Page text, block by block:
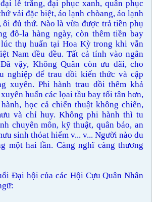
lễ trắng, đại phục xanh, quân phục
vải đặc biệt, áo lạnh chòang, áo lạnh
ôi đủ thứ. Nào là vừa được trả tiền phụ
đô-la hàng ngày, còn thêm tiền bay
thụ huấn tại Hoa Kỳ trong khi vẫn
Nam đều đều. Tất cả tính vào ngân
vậy, Không Quân còn ưu đãi, cho
nghiệp để trau dồi kiến thức và cập
xuyên. Phi hành trau dồi thêm khả
huấn các lọai tầu bay tối tân hơn,
học cả chiến thuật không chiến,
và chỉ huy. Không phi hành thì tu
chuyên môn, kỹ thuật, quân báo, an
sinh thóat hiểm v... v... Người nào du
một hai lần. Càng nghĩ càng thương
Đại hội của các Hội Cựu Quân Nhân